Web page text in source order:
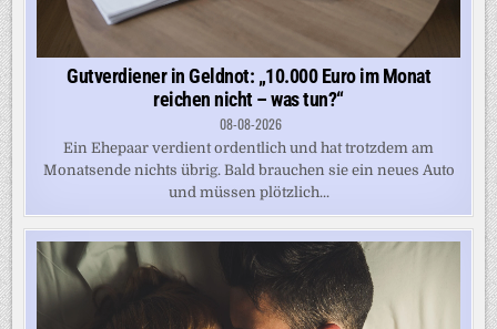
Gutverdiener in Geldnot: „10.000 Euro im Monat
reichen nicht – was tun?“
08-08-2026
Ein Ehepaar verdient ordentlich und hat trotzdem am
Monatsende nichts übrig. Bald brauchen sie ein neues Auto
und müssen plötzlich...